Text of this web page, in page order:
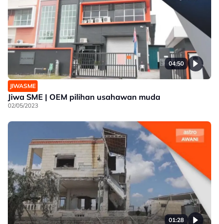
04:50
JIWASME
Jiwa SME | OEM pilihan usahawan muda
02/05/2023
01:28